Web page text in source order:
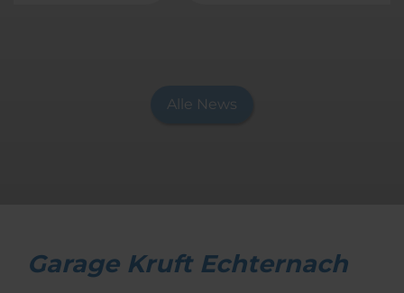
Alle News
Garage Kruft Echternach